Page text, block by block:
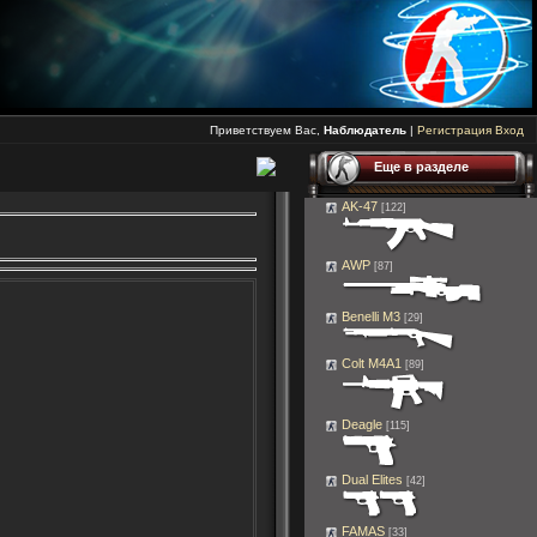
Приветствуем Вас, Наблюдатель | Регистрация Вход
Еще в разделе
AK-47 [122]
AWP [87]
Benelli M3 [29]
Colt M4A1 [89]
Deagle [115]
Dual Elites [42]
FAMAS [33]